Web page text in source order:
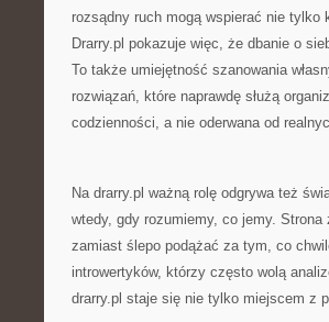
rozsądny ruch mogą wspierać nie
Drarry.pl pokazuje więc, że dbanie o
To także umiejętność szanowania
rozwiązań, które naprawdę służą
codzienności, a nie oderwana od
Na drarry.pl ważną rolę odgrywa też
wtedy, gdy rozumiemy, co jemy. Strona
zamiast ślepo podążać za tym, co
introwertyków, którzy często wolą
drarry.pl staje się nie tylko miejscem z